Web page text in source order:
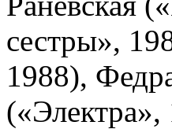
сестры»,
1988),